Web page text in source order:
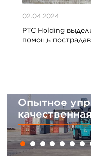
02.04.2024
PTC Holding
помощь
Опытное